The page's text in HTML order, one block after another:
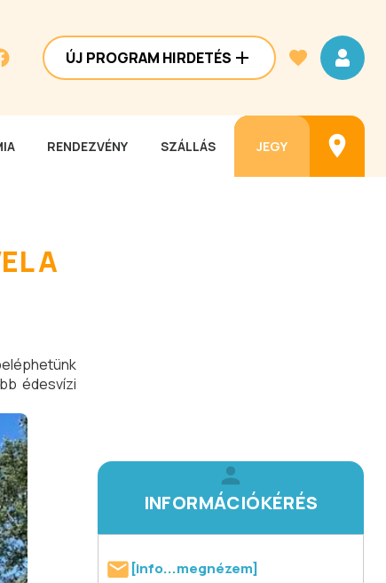
ÚJ PROGRAM HIRDETÉS
RENDEZVÉNY SZÁLLÁS JEGY
A
édesvízi
INFORMÁCIÓKÉRÉS
[info...megnézem]